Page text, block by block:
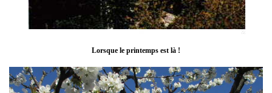
Lorsque le printemps est là !